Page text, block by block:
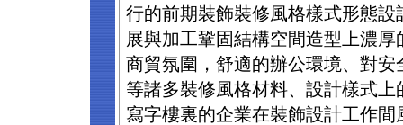
行的前期裝飾裝修風格樣式形態
展與加工鞏固結構空間造型上濃
商貿氛圍，舒適的辦公環境、對
等諸多裝修風格材料、設計樣式
寫字樓裏的企業在裝飾設計工作